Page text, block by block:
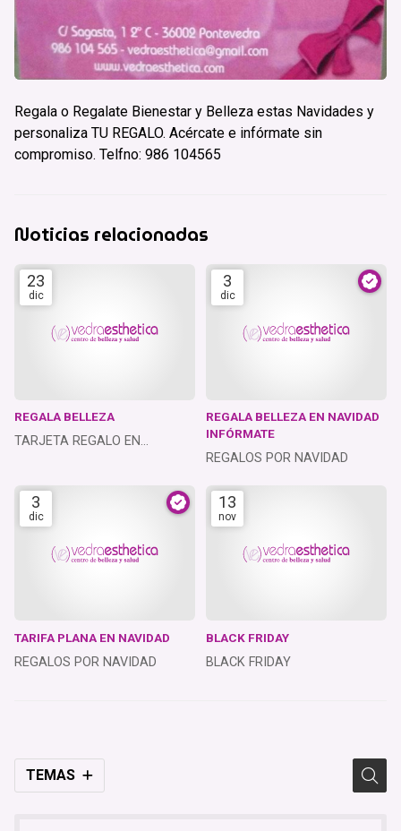
TEMAS
Regala o Regalate Bienestar y Belleza estas Navidades y
personaliza TU REGALO. Acércate e infórmate sin
compromiso. Telfno: 986 104565
Noticias relacionadas
23
dic
REGALA BELLEZA
TARJETA REGALO EN
3
dic
REGALA BELLEZA EN NAVIDAD
INFÓRMATE
REGALOS POR NAVIDAD
3
dic
TARIFA PLANA EN NAVIDAD
REGALOS POR NAVIDAD
13
nov
BLACK FRIDAY
BLACK FRIDAY